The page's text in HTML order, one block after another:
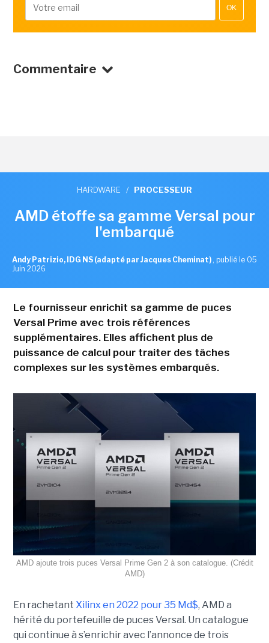
OK
Commentaire
HARDWARE / PROCESSEUR
AMD étoffe sa gamme Versal pour
l'embarqué
Andy Patrizio, IDG NS (adapté par Jacques Cheminat) , publié le 05
Juin 2026
Le fournisseur enrichit sa gamme de puces
Versal Prime avec trois références
supplémentaires. Elles affichent plus de
puissance de calcul pour traiter des tâches
complexes sur les systèmes embarqués.
AMD ajoute trois puces Versal Prime Gen 2 à son catalogue. (Crédit
AMD)
En rachetant Xilinx en 2022 pour 35 Md$, AMD a
hérité du portefeuille de puces Versal. Un catalogue
qui continue à s’enrichir avec l’annonce de trois